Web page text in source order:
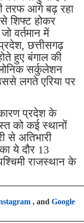
तरफ आगे बढ़ रहा
शिफ्ट होकर
वर्तमान में
प्रदेश, छत्तीसगढ़
हुए बंगाल की
सर्कुलेशन
लगते एरिया पर
प्रदेश के
को कई स्थानों
से अतिभारी
ये दौर 13
राजस्थान के
, and Google